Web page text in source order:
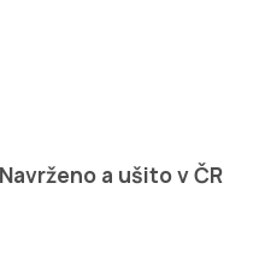
Navrženo a ušito v ČR